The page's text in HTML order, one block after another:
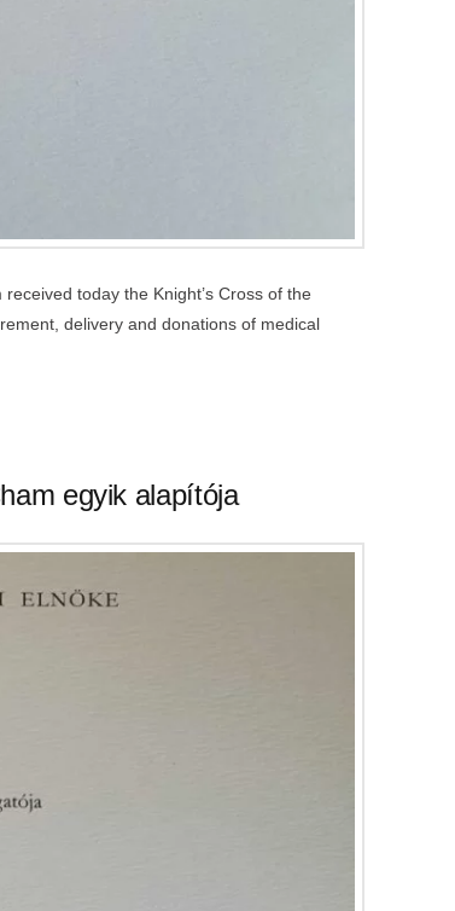
today the Knight’s Cross of the
delivery and donations of medical
egyik alapítója